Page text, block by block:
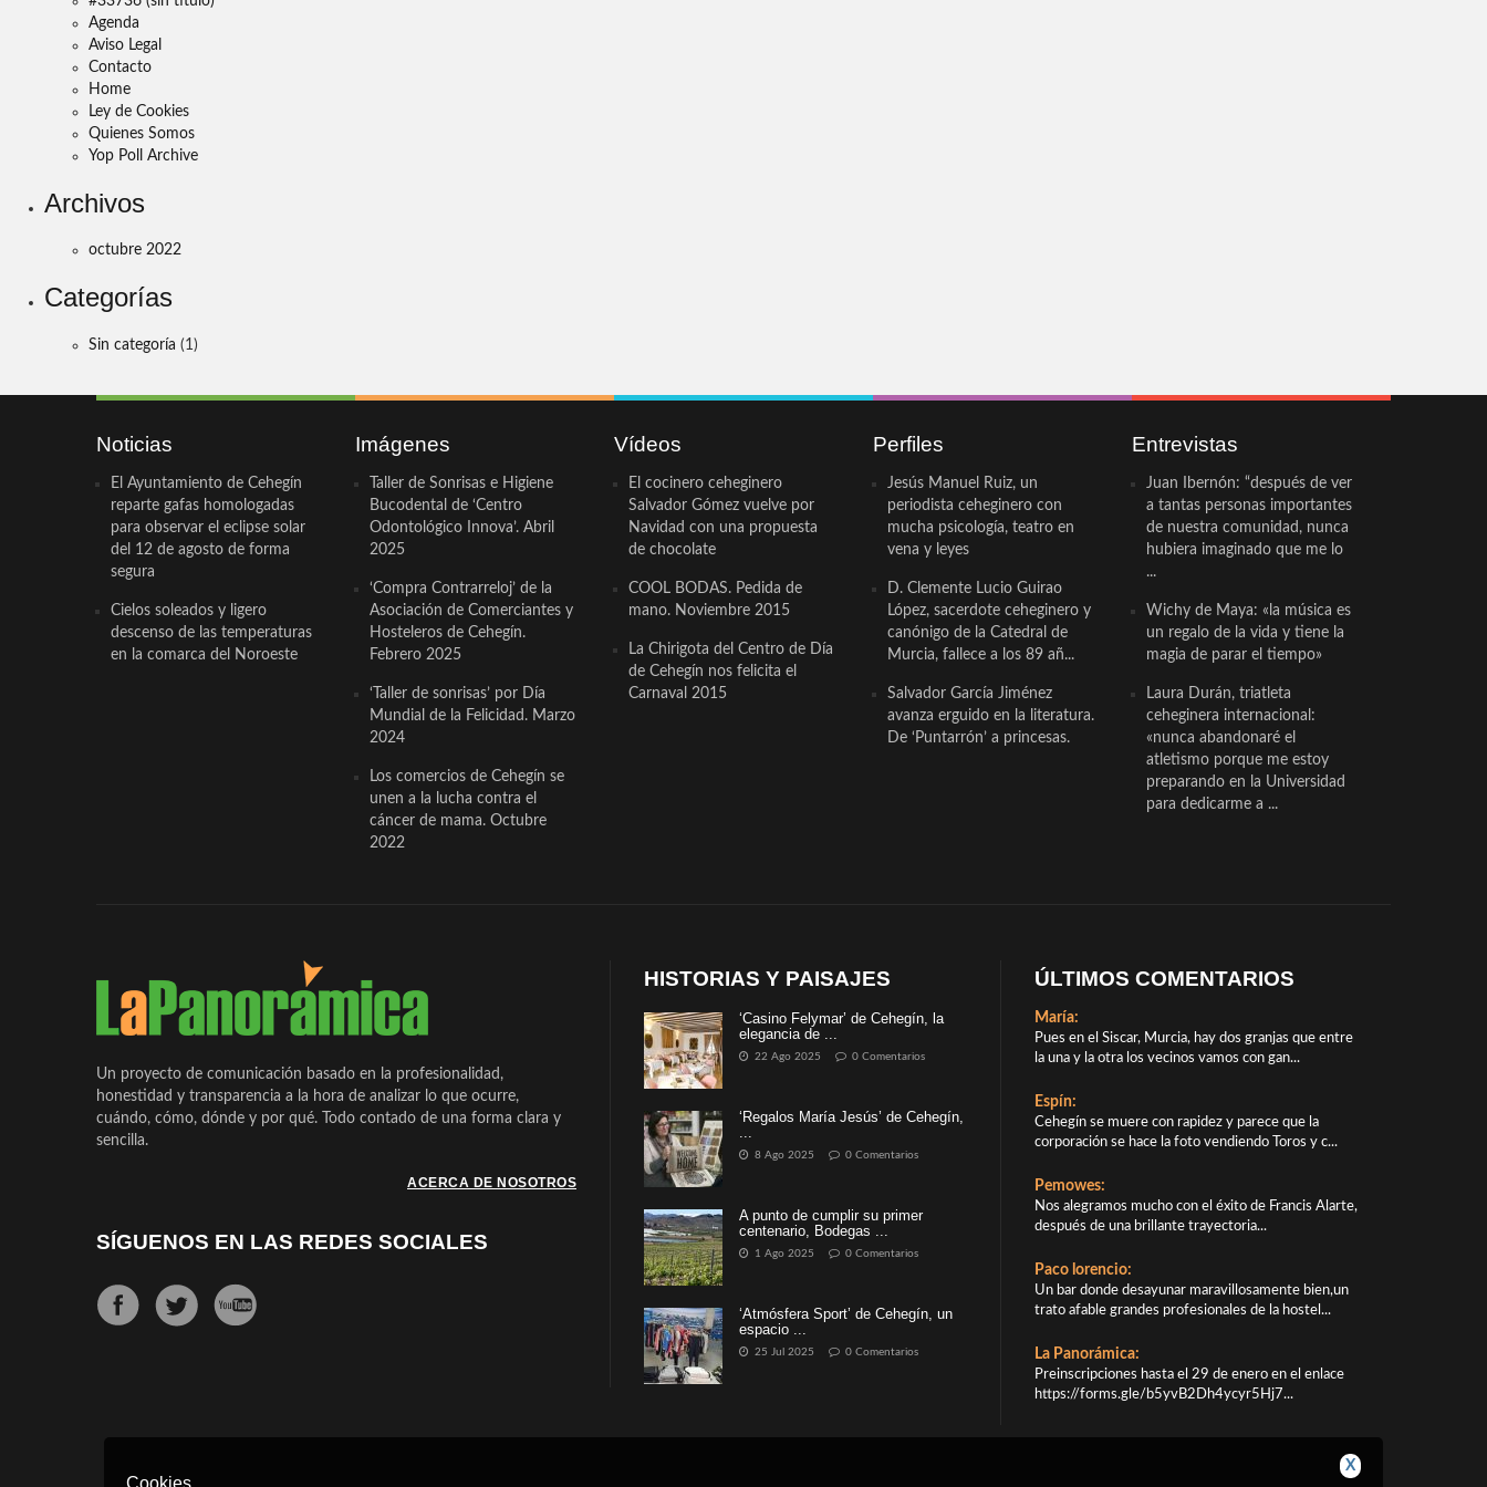
Agenda
Aviso Legal
Contacto
Home
Ley de Cookies
Quienes Somos
Yop Poll Archive
Archivos
octubre 2022
Categorías
Sin categoría (1)
Noticias
El Ayuntamiento de Cehegín
reparte gafas homologadas
para observar el eclipse solar
del 12 de agosto de forma
segura
Cielos soleados y ligero
descenso de las temperaturas
en la comarca del Noroeste
Imágenes
Taller de Sonrisas e Higiene
Bucodental de ‘Centro
Odontológico Innova’. Abril
2025
‘Compra Contrarreloj’ de la
Asociación de Comerciantes y
Hosteleros de Cehegín.
Febrero 2025
‘Taller de sonrisas’ por Día
Mundial de la Felicidad. Marzo
2024
Los comercios de Cehegín se
unen a la lucha contra el
cáncer de mama. Octubre
2022
Vídeos
El cocinero ceheginero
Salvador Gómez vuelve por
Navidad con una propuesta
de chocolate
COOL BODAS. Pedida de
mano. Noviembre 2015
La Chirigota del Centro de Día
de Cehegín nos felicita el
Carnaval 2015
Perfiles
Jesús Manuel Ruiz, un
periodista ceheginero con
mucha psicología, teatro en
vena y leyes
D. Clemente Lucio Guirao
López, sacerdote ceheginero y
canónigo de la Catedral de
Murcia, fallece a los 89 añ...
Salvador García Jiménez
avanza erguido en la literatura.
De ‘Puntarrón’ a princesas.
Entrevistas
Juan Ibernón: “después de ver
a tantas personas importantes
de nuestra comunidad, nunca
hubiera imaginado que me lo
...
Wichy de Maya: «la música es
un regalo de la vida y tiene la
magia de parar el tiempo»
Laura Durán, triatleta
ceheginera internacional:
«nunca abandonaré el
atletismo porque me estoy
preparando en la Universidad
para dedicarme a ...
Un proyecto de comunicación basado en la profesionalidad,
honestidad y transparencia a la hora de analizar lo que ocurre,
cuándo, cómo, dónde y por qué. Todo contado de una forma clara y
sencilla.
ACERCA DE NOSOTROS
SÍGUENOS EN LAS REDES SOCIALES
HISTORIAS Y PAISAJES
‘Casino Felymar’ de Cehegín, la
elegancia de ...
22 Ago 2025 0 Comentarios
‘Regalos María Jesús’ de Cehegín,
...
8 Ago 2025 0 Comentarios
A punto de cumplir su primer
centenario, Bodegas ...
1 Ago 2025 0 Comentarios
‘Atmósfera Sport’ de Cehegín, un
espacio ...
25 Jul 2025 0 Comentarios
ÚLTIMOS COMENTARIOS
María:
Pues en el Siscar, Murcia, hay dos granjas que entre
la una y la otra los vecinos vamos con gan...
Espín:
Cehegín se muere con rapidez y parece que la
corporación se hace la foto vendiendo Toros y c...
Pemowes:
Nos alegramos mucho con el éxito de Francis Alarte,
después de una brillante trayectoria...
Paco lorencio:
Un bar donde desayunar maravillosamente bien,un
trato afable grandes profesionales de la hostel...
La Panorámica:
Preinscripciones hasta el 29 de enero en el enlace
https://forms.gle/b5yvB2Dh4ycyr5Hj7...
X
Cookies